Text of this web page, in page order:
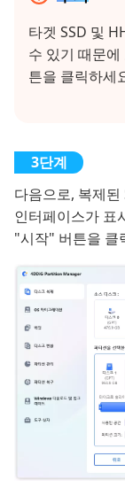
타겟 SSD 및
수 있기 때문
튼을 클릭하세
다음으로, 복제
인터페이스가 표
"시작" 버튼을 클